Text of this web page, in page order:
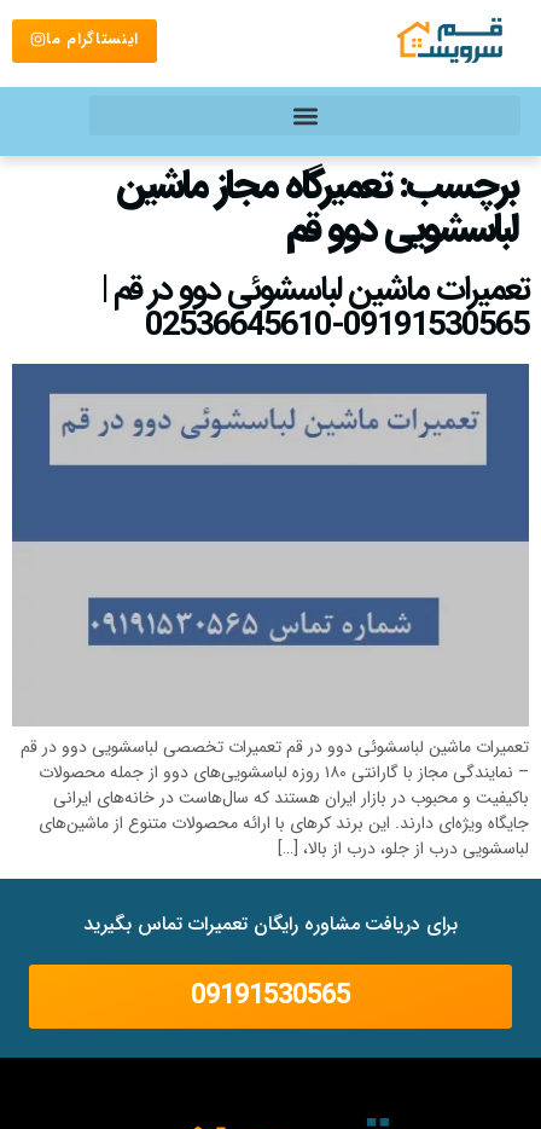
اینستاگرام ما
برچسب:تعمیرگاه مجاز ماشین
لباسشویی دوو قم
تعمیرات ماشین لباسشوئی دوو در قم |
09191530565-02536645610
تعمیرات ماشین لباسشوئی دوو در قم تعمیرات تخصصی لباسشویی دوو در قم
– نمایندگی مجاز با گارانتی ۱۸۰ روزه لباسشویی‌های دوو از جمله محصولات
باکیفیت و محبوب در بازار ایران هستند که سال‌هاست در خانه‌های ایرانی
جایگاه ویژه‌ای دارند. این برند کرهای با ارائه محصولات متنوع از ماشین‌های
لباسشویی درب از جلو، درب از بالا، […]
برای دریافت مشاوره رایگان تعمیرات تماس بگیرید
09191530565